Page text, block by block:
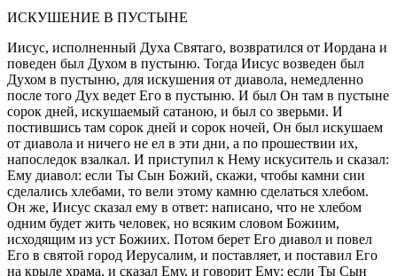
ИСКУШЕНИЕ В ПУСТЫНЕ
Иисус, исполненный Духа Святаго, возвратился от Иордана и
поведен был Духом в пустыню. Тогда Иисус возведен был
Духом в пустыню, для искушения от диавола, немедленно
после того Дух ведет Его в пустыню. И был Он там в пустыне
сорок дней, искушаемый сатаною, и был со зверьми. И
постившись там сорок дней и сорок ночей, Он был искушаем
от диавола и ничего не ел в эти дни, а по прошествии их,
напоследок взалкал. И приступил к Нему искуситель и сказал:
Ему диавол: если Ты Сын Божий, скажи, чтобы камни сии
сделались хлебами, то вели этому камню сделаться хлебом.
Он же, Иисус сказал ему в ответ: написано, что не хлебом
одним будет жить человек, но всяким словом Божиим,
исходящим из уст Божиих. Потом берет Его диавол и повел
Его в святой город Иерусалим, и поставляет, и поставил Его
на крыле храма, и сказал Ему, и говорит Ему: если Ты Сын